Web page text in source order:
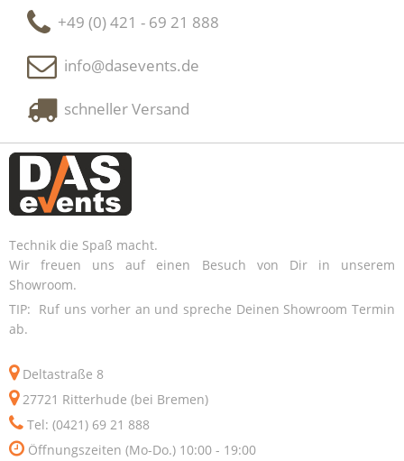
+49 (0) 421 - 69 21 888
info@dasevents.de
schneller Versand
Technik die Spaß macht.
Wir freuen uns auf einen Besuch von Dir in unserem
Showroom.
TIP: Ruf uns vorher an und spreche Deinen Showroom Termin
ab.
Deltastraße 8
27721 Ritterhude (bei Bremen)
Tel: (0421) 69 21 888
Öffnungszeiten (Mo-Do.) 10:00 - 19:00